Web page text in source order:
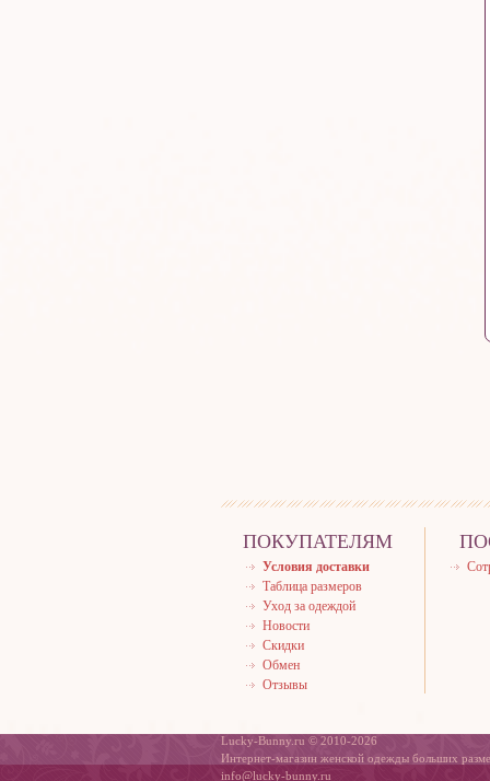
ПОКУПАТЕЛЯМ
Условия доставки
Таблица размеров
Уход за одеждой
Новости
Скидки
Обмен
Отзывы
Lucky-Bunny.ru © 2010-2026
Интернет-магазин женской одежды больших
info@lucky-bunny.ru